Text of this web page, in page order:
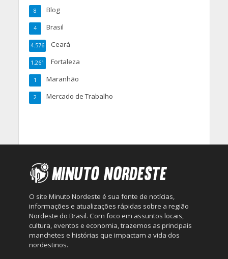
Blog
8
Brasil
4
Ceará
4.576
Fortaleza
1.261
Maranhão
1
Mercado de Trabalho
2
O site Minuto Nordeste é sua fonte de notícias,
informações e atualizações rápidas sobre a região
Nordeste do Brasil. Com foco em assuntos locais,
cultura, eventos e economia, trazemos as principais
manchetes e histórias que impactam a vida dos
nordestinos.